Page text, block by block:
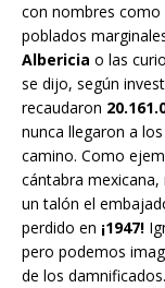
con nombres como
poblados
Albericia o las
se dijo, según
recaudaron
nunca llegaron a
camino. Como
cántabra mexicana,
un talón el
perdido en ¡1947!
pero podemos
de los